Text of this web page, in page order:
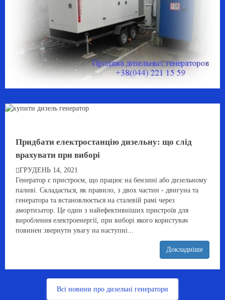
Придбати електростанцію дизельну: що слід
врахувати при виборі
ГРУДЕНЬ 14, 2021
Генератор є пристроєм, що працює на бензині або дизельному
паливі. Складається, як правило, з двох частин - двигуна та
генератора та встановлюється на сталевій рамі через
амортизатор. Це один з найефективніших пристроїв для
вироблення електроенергії, при виборі якого користувач
повинен звернути увагу на наступні...
Докладніше
Всі новини про дизельні генератори